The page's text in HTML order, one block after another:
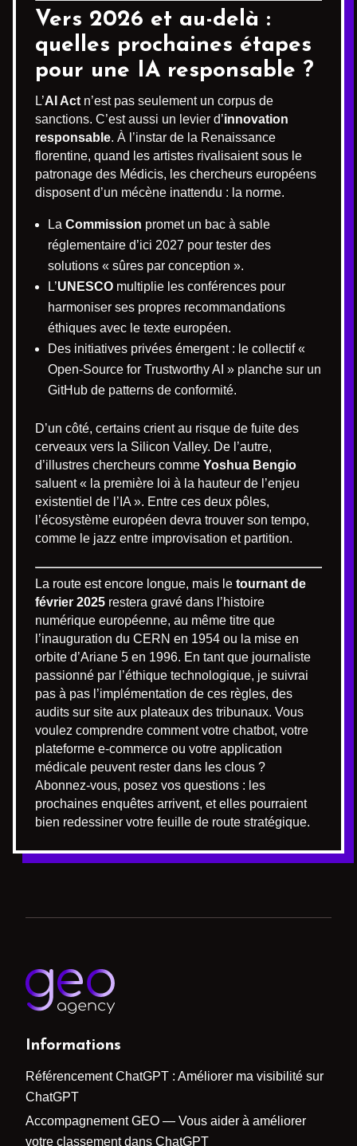
Vers 2026 et au-delà :
quelles prochaines étapes
pour une IA responsable ?
L’AI Act n’est pas seulement un corpus de
sanctions. C’est aussi un levier d’innovation
responsable. À l’instar de la Renaissance
florentine, quand les artistes rivalisaient sous le
patronage des Médicis, les chercheurs européens
disposent d’un mécène inattendu : la norme.
La Commission promet un bac à sable
réglementaire d’ici 2027 pour tester des
solutions « sûres par conception ».
L’UNESCO multiplie les conférences pour
harmoniser ses propres recommandations
éthiques avec le texte européen.
Des initiatives privées émergent : le collectif «
Open-Source for Trustworthy AI » planche sur un
GitHub de patterns de conformité.
D’un côté, certains crient au risque de fuite des
cerveaux vers la Silicon Valley. De l’autre,
d’illustres chercheurs comme Yoshua Bengio
saluent « la première loi à la hauteur de l’enjeu
existentiel de l’IA ». Entre ces deux pôles,
l’écosystème européen devra trouver son tempo,
comme le jazz entre improvisation et partition.
La route est encore longue, mais le tournant de
février 2025 restera gravé dans l’histoire
numérique européenne, au même titre que
l’inauguration du CERN en 1954 ou la mise en
orbite d’Ariane 5 en 1996. En tant que journaliste
passionné par l’éthique technologique, je suivrai
pas à pas l’implémentation de ces règles, des
audits sur site aux plateaux des tribunaux. Vous
voulez comprendre comment votre chatbot, votre
plateforme e-commerce ou votre application
médicale peuvent rester dans les clous ?
Abonnez-vous, posez vos questions : les
prochaines enquêtes arrivent, et elles pourraient
bien redessiner votre feuille de route stratégique.
Informations
Référencement ChatGPT : Améliorer ma visibilité sur
ChatGPT
Accompagnement GEO — Vous aider à améliorer
votre classement dans ChatGPT